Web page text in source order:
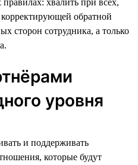
обратной
сторон сотрудника, а только
уровня
и поддерживать
которые будут